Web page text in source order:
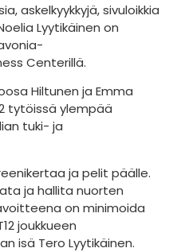
askelkyykkyjä, sivuloikkia
Lyytikäinen on
Centerillä.
Hiltunen ja Emma
tytöissä ylempää
tuki- ja
ja pelit päälle.
ja hallita nuorten
on minimoida
joukkueen
isä Tero Lyytikäinen.